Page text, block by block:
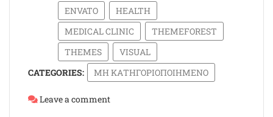
ENVATO
HEALTH
MEDICAL CLINIC
THEMEFOREST
THEMES
VISUAL
CATEGORIES:
ΜΗ ΚΑΤΗΓΟΡΙΟΠΟΙΗΜΈΝΟ
Leave a comment